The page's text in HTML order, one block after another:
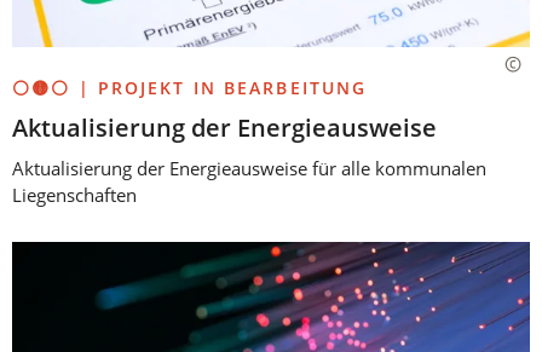
⚪🟡⚪ | PROJEKT IN BEARBEITUNG
Aktualisierung der Energieausweise
Aktualisierung der Energieausweise für alle kommunalen
Liegenschaften